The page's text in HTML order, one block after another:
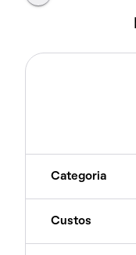
Categoria
Custos